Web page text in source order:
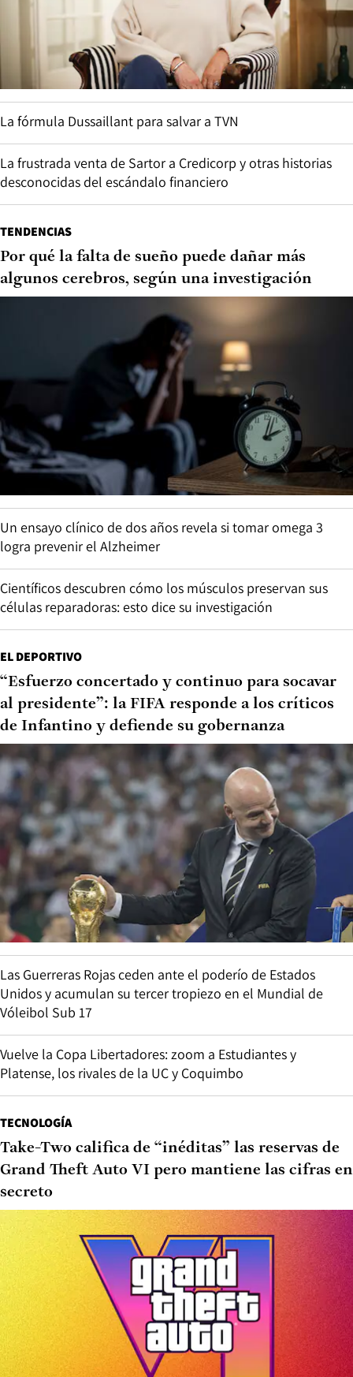
La fórmula Dussaillant para salvar a TVN
La frustrada venta de Sartor a Credicorp y otras historias
desconocidas del escándalo financiero
TENDENCIAS
Por qué la falta de sueño puede dañar más
algunos cerebros, según una investigación
Un ensayo clínico de dos años revela si tomar omega 3
logra prevenir el Alzheimer
Científicos descubren cómo los músculos preservan sus
células reparadoras: esto dice su investigación
EL DEPORTIVO
“Esfuerzo concertado y continuo para socavar
al presidente”: la FIFA responde a los críticos
de Infantino y defiende su gobernanza
Las Guerreras Rojas ceden ante el poderío de Estados
Unidos y acumulan su tercer tropiezo en el Mundial de
Vóleibol Sub 17
Vuelve la Copa Libertadores: zoom a Estudiantes y
Platense, los rivales de la UC y Coquimbo
TECNOLOGÍA
Take-Two califica de “inéditas” las reservas de
Grand Theft Auto VI pero mantiene las cifras en
secreto